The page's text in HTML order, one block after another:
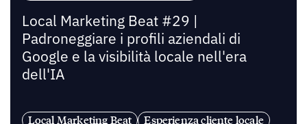
Local Marketing Beat #29 |
Padroneggiare i profili aziendali di
Google e la visibilità locale nell'era
dell'IA
Local Marketing Beat Esperienza cliente locale